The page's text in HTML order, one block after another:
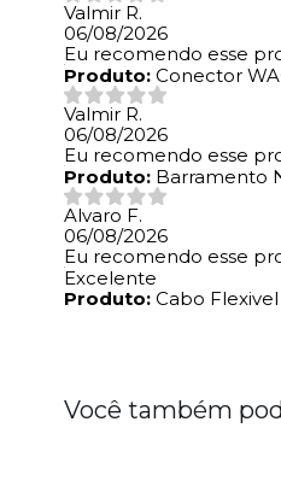
Valmir R.
06/08/2026
Eu recomendo esse
Produto: Conector
Valmir R.
06/08/2026
Eu recomendo esse
Produto: Barramento
Alvaro F.
06/08/2026
Eu recomendo esse
Excelente
Produto: Cabo
Você também